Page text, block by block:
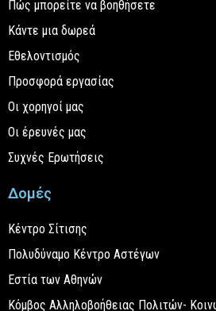
Πώς μπορείτε να βοηθήσετε
Κάντε μια δωρεά
Εθελοντισμός
Προσφορά εργασίας
Οι χορηγοί μας
Οι έρευνές μας
Συχνές Ερωτήσεις
Δομές
Κέντρο Σίτισης
Πολυδύναμο Κέντρο Αστέγων
Εστία των Αθηνών
Κόμβος Αλληλοβοήθειας Πολιτών-